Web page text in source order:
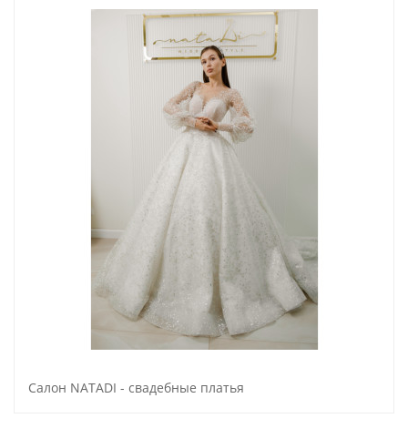
Салон NATADI - свадебные платья